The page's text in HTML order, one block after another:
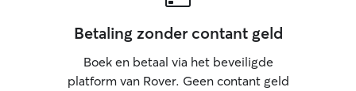
Betaling zonder contant geld
Boek en betaal via het beveiligde
platform van Rover. Geen contant geld